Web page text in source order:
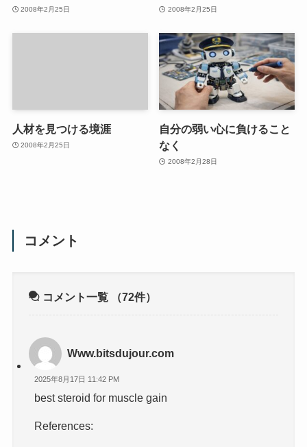
2008年2月25日 2008年2月25日
人材を見つける境涯
2008年2月25日
自分の弱い心に負けること
なく
2008年2月28日
コメント
コメント一覧 （72件）
Www.bitsdujour.com
2025年8月17日 11:42 PM
best steroid for muscle gain
References: